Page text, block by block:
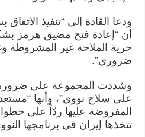
ودعا القادة إلى “تنفيذ
أن “إعادة فتح مضيق هرمز
حرية الملاحة غير المشروطة
ضروري”.
وشددت المجموعة على
على سلاح نووي”، وأنها
المفروضة عليها ردّاً على
تتخذها إيران في برنامجها